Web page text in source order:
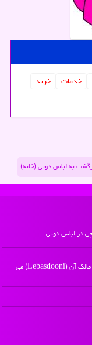
خدمات
خرید
به لباس دونی (خانه)
در لباس دونی
lebasdooni.ir - مالکیت معنوی سایت لباس دونی متعلق به مالک آن (Lebasdooni) می